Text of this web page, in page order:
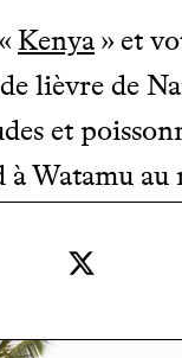
Kenya » et
lièvre de
et
Watamu
blanc.